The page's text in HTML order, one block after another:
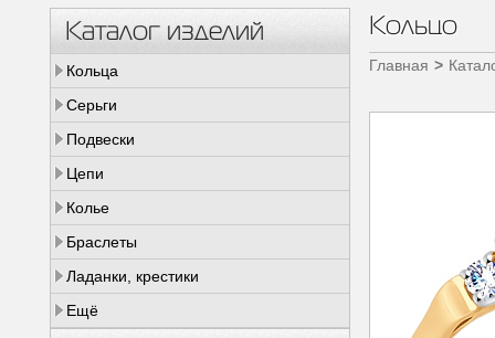
Каталог изделий
Кольца
Серьги
Подвески
Цепи
Колье
Браслеты
Ладанки, крестики
Ещё
Кольцо
Главная